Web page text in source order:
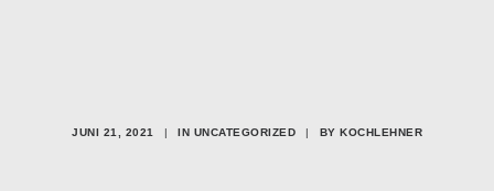
JUNI 21, 2021 | IN UNCATEGORIZED | BY KOCHLEHNER